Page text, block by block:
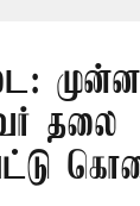
தலை